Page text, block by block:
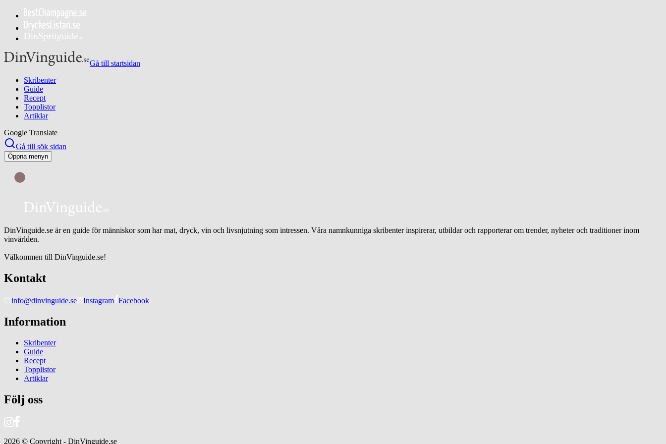
Gå till startsidan
Skribenter
Guide
Recept
Topplistor
Artiklar
Google Translate
Gå till sök sidan
Öppna menyn
DinVinguide.se är en guide för människor som har mat, dryck, vin och livsnjutning som intressen. Våra namnkunniga skribenter inspirerar, utbildar och rapporterar om trender, nyheter och traditioner inom
vinvärlden.
Välkommen till DinVinguide.se!
Kontakt
info@dinvinguide.se Instagram Facebook
Information
Skribenter
Guide
Recept
Topplistor
Artiklar
Följ oss
2026 © Copyright - DinVinguide.se